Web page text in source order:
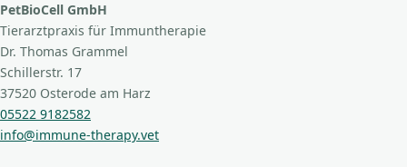
PetBioCell GmbH
Tierarztpraxis für Immuntherapie
Dr. Thomas Grammel
Schillerstr. 17
37520 Osterode am Harz
05522 9182582
info@immune-therapy.vet